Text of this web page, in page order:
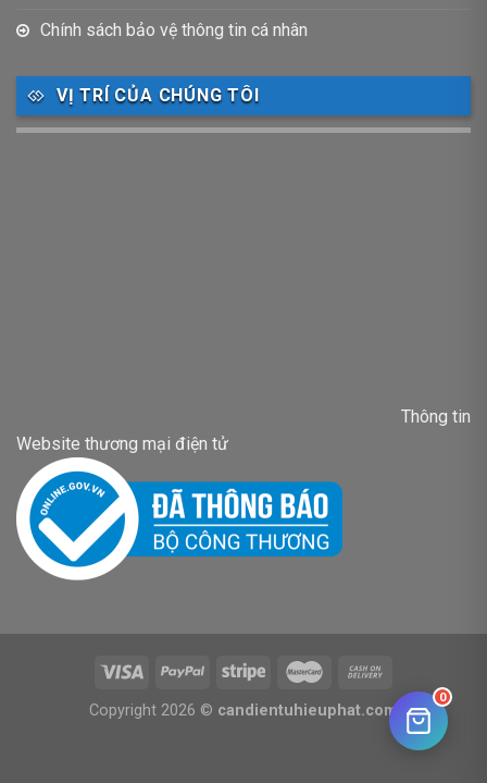
Chính sách bảo vệ thông tin cá nhân
VỊ TRÍ CỦA CHÚNG TÔI
Thông tin
Website thương mại điện tử
Copyright 2026 © candientuhieuphat.com
0